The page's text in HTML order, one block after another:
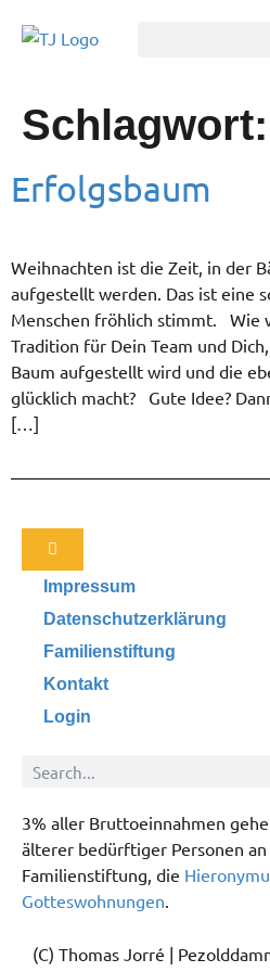
Schlagwort:
Erfolgsbaum
Weihnachten ist die Zeit, in der
aufgestellt werden. Das ist eine
Menschen fröhlich stimmt. Wie
Tradition für Dein Team und
Baum aufgestellt wird und die
glücklich macht? Gute Idee?
[…]
Impressum
Datenschutzerklärung
Familienstiftung
Kontakt
Login
3% aller Bruttoeinnahmen
älterer bedürftiger Personen
Familienstiftung, die
Gotteswohnungen.
(C) Thomas Jorré |